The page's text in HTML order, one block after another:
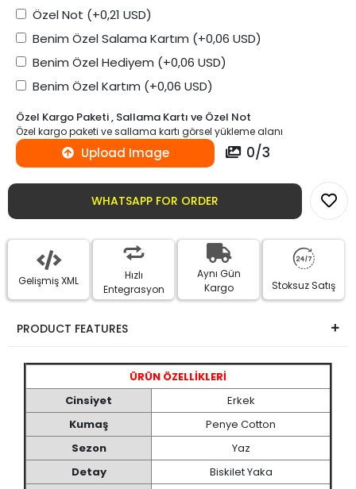
Özel Not (+0,21 USD)
Benim Özel Salama Kartım (+0,06 USD)
Benim Özel Hediyem (+0,06 USD)
Benim Özel Kartım (+0,06 USD)
Özel Kargo Paketi , Sallama Kartı ve Özel Not
Özel kargo paketi ve sallama kartı görsel yükleme alanı
Upload Image 0/3
WHATSAPP FOR ORDER
Gelişmiş XML
Hızlı
Entegrasyon
Aynı Gün
Kargo
Stoksuz Satış
PRODUCT FEATURES
ÜRÜN ÖZELLİKLERİ
Cinsiyet
Erkek
Kumaş
Penye Cotton
Sezon
Yaz
Detay
Biskilet Yaka